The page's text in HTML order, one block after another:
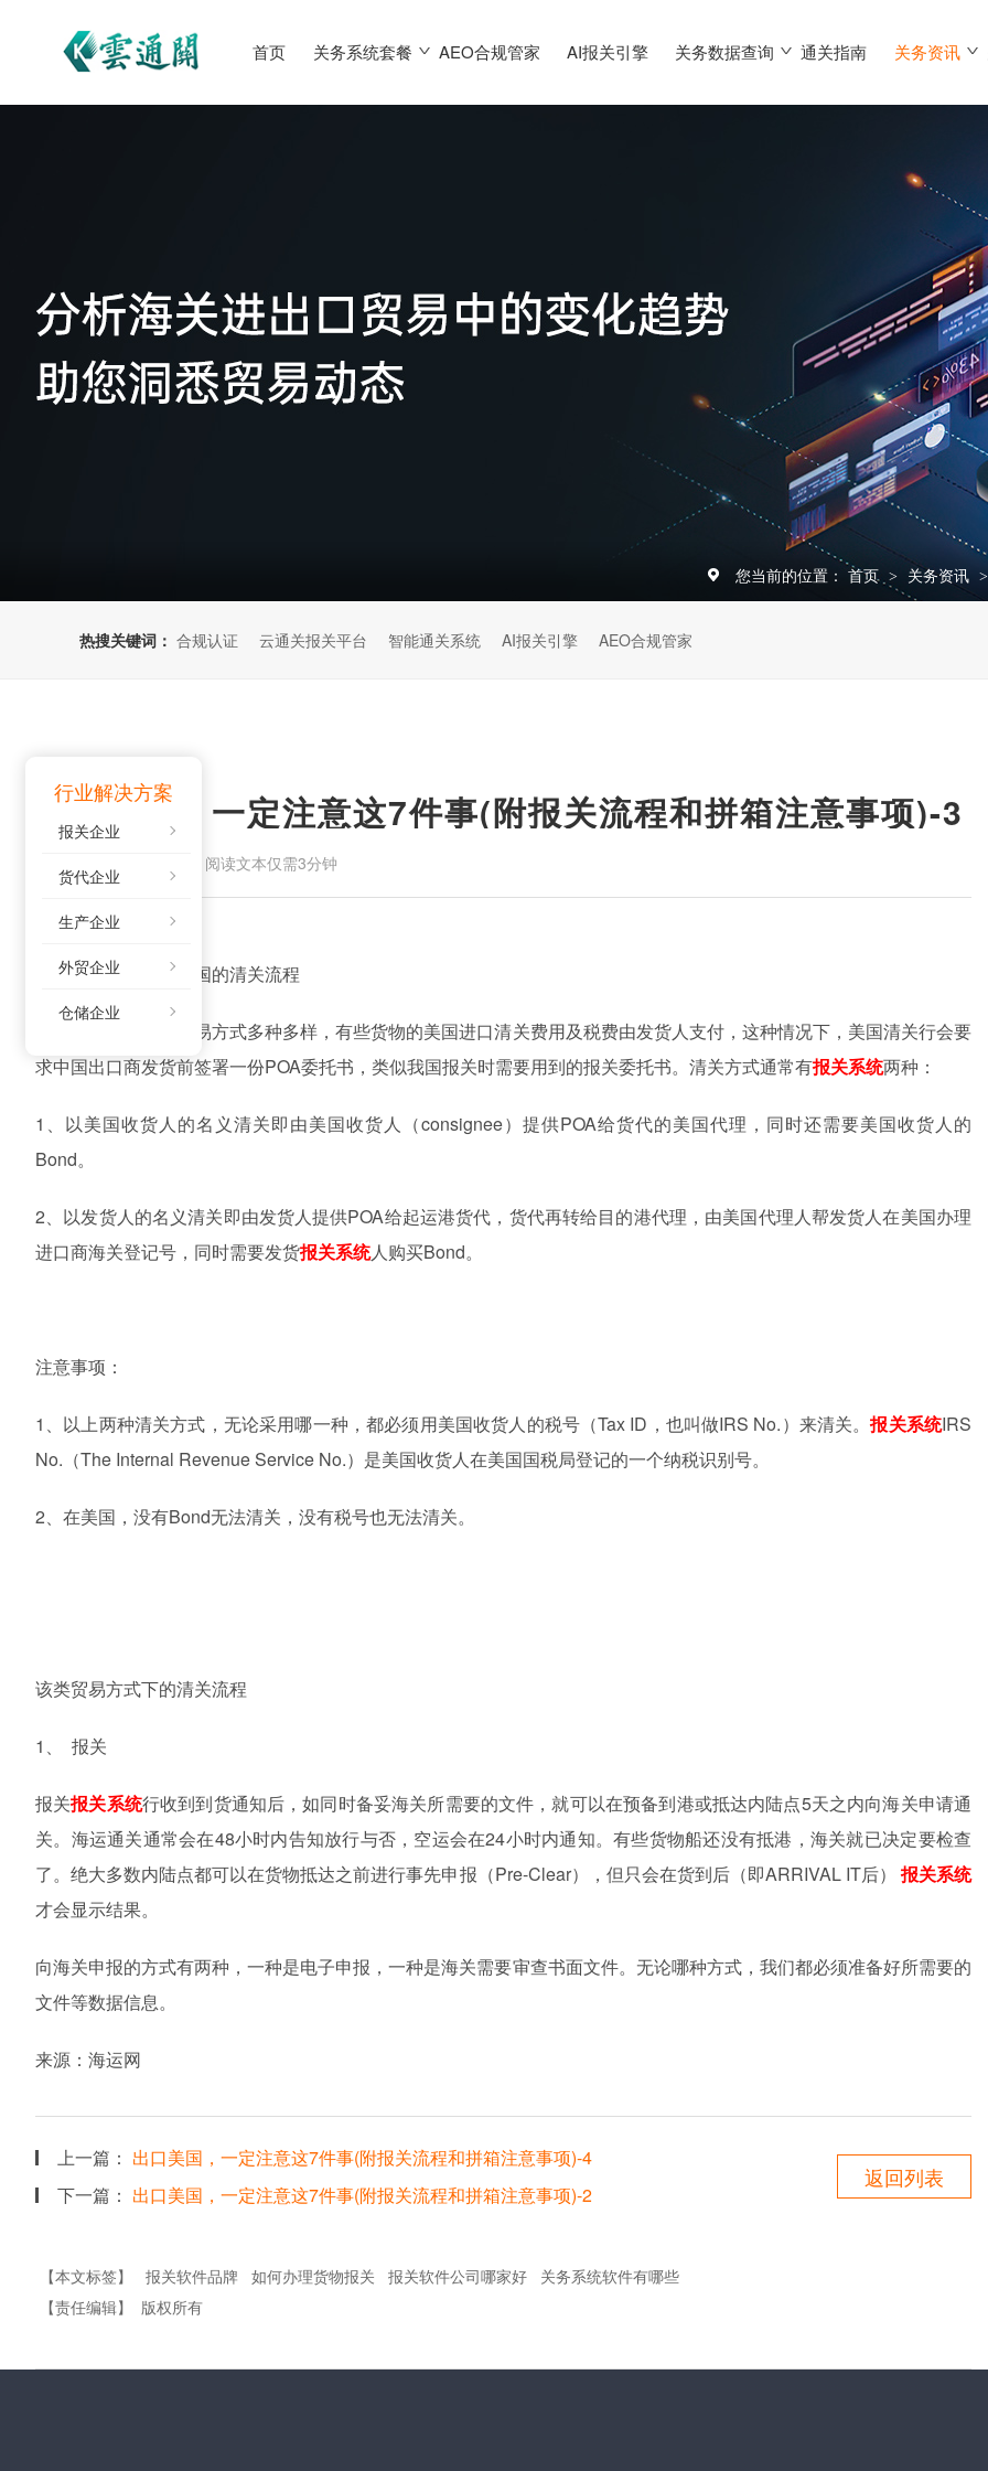
首页 关务系统套餐 AEO合规管家 AI报关引擎 关务数据查询 通关指南 关务资讯
行业解决方案
报关企业
货代企业
生产企业
外贸企业
仓储企业
您当前的位置： 首页 > 关务资讯 >
热搜关键词： 合规认证 云通关报关平台 智能通关系统 AI报关引擎 AEO合规管家
出口美国，一定注意这7件事(附报关流程和拼箱注意事项)-3
阅读文本仅需3分钟
附：出口报关系统 美国的清关流程
出口货物到美国的贸易方式多种多样，有些货物的美国进口清关费用及税费由发货人支付，这种情况下，美国清关行会要
求中国出口商发货前签署一份POA委托书，类似我国报关时需要用到的报关委托书。清关方式通常有报关系统两种：
1 、以美国收货人的名义清关即由美国收货人（consignee）提供POA给货代的美国代理，同时还需要美国收货人的
Bond。
2、以发货人的名义清关即由发货人提供POA给起运港货代，货代再转给目的港代理，由美国代理人帮发货人在美国办理
进口商海关登记号，同时需要发货报关系统人购买Bond。
注意事项：
1 、以上两种清关方式，无论采用哪一种，都必须用美国收货人的税号（Tax ID ，也叫做IRS No.）来清关。报关系统IRS
No. （The Internal Revenue Service No.）是美国收货人在美国国税局登记的一个纳税识别号。
2、在美国，没有Bond无法清关，没有税号也无法清关。
该类贸易方式下的清关流程
1、 报关
报关报关系统行收到到货通知后，如同时备妥海关所需要的文件，就可以在预备到港或抵达内陆点5天之内向海关申请通
关。海运通关通常会在48小时内告知放行与否，空运会在24小时内通知。有些货物船还没有抵港，海关就已决定要检查
了。绝大多数内陆点都可以在货物抵达之前进行事先申报（Pre-Clear），但只会在货到后（即ARRIVAL IT后） 报关系统
才会显示结果。
向海关申报的方式有两种，一种是电子申报，一种是海关需要审查书面文件。无论哪种方式，我们都必须准备好所需要的
文件等数据信息。
来源：海运网
上一篇： 出口美国，一定注意这7件事(附报关流程和拼箱注意事项)-4
下一篇： 出口美国，一定注意这7件事(附报关流程和拼箱注意事项)-2
返回列表
【本文标签】 报关软件品牌 如何办理货物报关 报关软件公司哪家好
关务系统软件有哪些
【责任编辑】
版权所有